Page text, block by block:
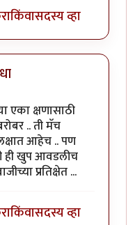
किंवासदस्य व्हा
एका क्षणासाठी
.. ती मॅच
आहेच .. पण
ही खुप आवडलीच
प्रतिक्षेत ...
किंवासदस्य व्हा